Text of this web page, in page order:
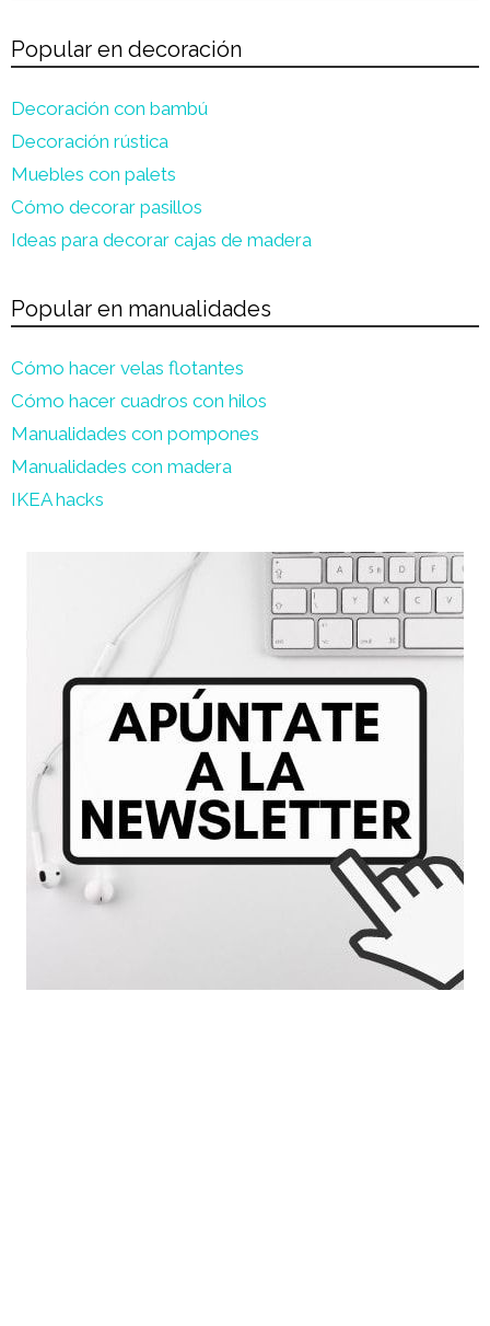
Popular en decoración
Decoración con bambú
Decoración rústica
Muebles con palets
Cómo decorar pasillos
Ideas para decorar cajas de madera
Popular en manualidades
Cómo hacer velas flotantes
Cómo hacer cuadros con hilos
Manualidades con pompones
Manualidades con madera
IKEA hacks